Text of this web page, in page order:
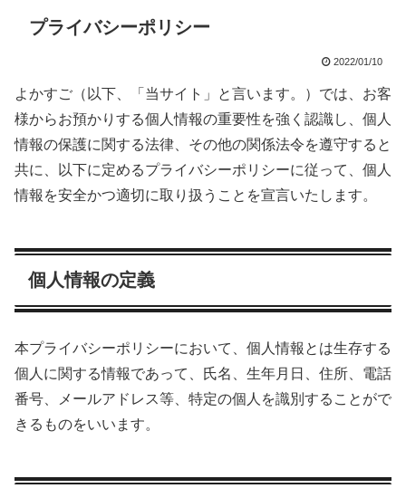
プライバシーポリシー
2022/01/10
よかすご（以下、「当サイト」と言います。）では、お客
様からお預かりする個人情報の重要性を強く認識し、個人
情報の保護に関する法律、その他の関係法令を遵守すると
共に、以下に定めるプライバシーポリシーに従って、個人
情報を安全かつ適切に取り扱うことを宣言いたします。
個人情報の定義
本プライバシーポリシーにおいて、個人情報とは生存する
個人に関する情報であって、氏名、生年月日、住所、電話
番号、メールアドレス等、特定の個人を識別することがで
きるものをいいます。